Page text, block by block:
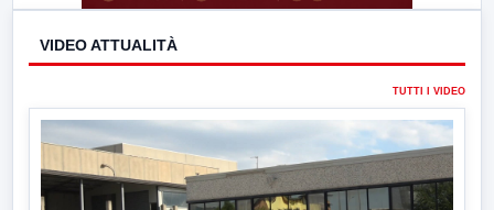
VIDEO ATTUALITÀ
TUTTI I VIDEO